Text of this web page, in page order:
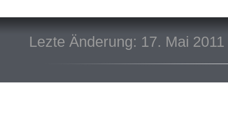
Lezte Änderung: 17. Mai